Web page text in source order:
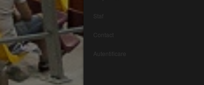
Staf
Contact
Autentificare